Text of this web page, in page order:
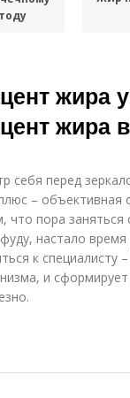
жира
жира
себя перед
– объективная
что пора
настало время
к специалисту
и